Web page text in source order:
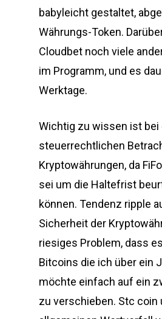
babyleicht gestaltet,
Währungs-Token.
Cloudbet noch viele
im Programm, und es
Werktage.
Wichtig zu wissen ist bei
steuerrechtlichen
Kryptowährungen, da
sei um die Haltefrist
können. Tendenz ripple
Sicherheit der
riesiges Problem, dass
Bitcoins die ich über ein
möchte einfach auf ein
zu verschieben. Stc coin